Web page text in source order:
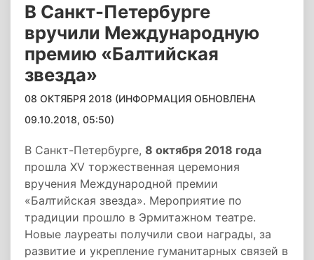
В Санкт-Петербурге
вручили Международную
премию «Балтийская
звезда»
08 ОКТЯБРЯ 2018 (ИНФОРМАЦИЯ ОБНОВЛЕНА
09.10.2018, 05:50)
В Санкт-Петербурге, 8 октября 2018 года
прошла XV торжественная церемония
вручения Международной премии
«Балтийская звезда». Мероприятие по
традиции прошло в Эрмитажном театре.
Новые лауреаты получили свои награды, за
развитие и укрепление гуманитарных связей в